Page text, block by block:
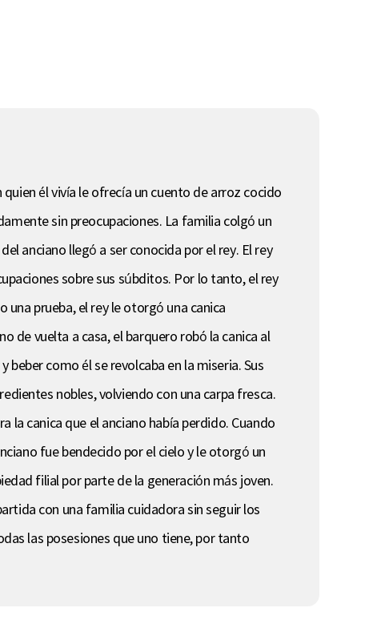
él vivía le ofrecía un cuento de arroz cocido
sin preocupaciones. La familia colgó un
anciano llegó a ser conocida por el rey. El rey
sobre sus súbditos. Por lo tanto, el rey
una prueba, el rey le otorgó una canica
de vuelta a casa, el barquero robó la canica al
como él se revolcaba en la miseria. Sus
nobles, volviendo con una carpa fresca.
la canica que el anciano había perdido. Cuando
fue bendecido por el cielo y le otorgó un
filial por parte de la generación más joven.
con una familia cuidadora sin seguir los
las posesiones que uno tiene, por tanto